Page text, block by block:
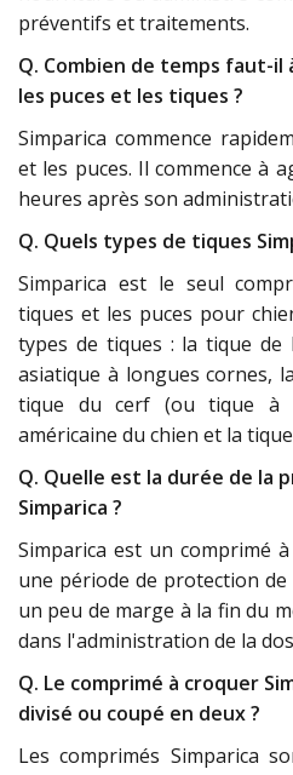
préventifs et traitements.
Q. Combien de temps faut-il
les puces et les tiques ?
Simparica commence
et les puces. Il commence à
heures après son
Q. Quels types de tiques
Simparica est le seul
tiques et les puces pour
types de tiques : la tique de
asiatique à longues cornes,
tique du cerf (ou tique à
américaine du chien et la
Q. Quelle est la durée de
Simparica ?
Simparica est un comprimé
une période de protection de
un peu de marge à la fin du
dans l'administration de la
Q. Le comprimé à croquer
divisé ou coupé en deux ?
Les comprimés Simparica